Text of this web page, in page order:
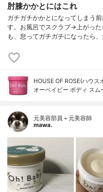
肘膝かかとにはこれ
ガチガチかかとになってしまう
す。お風呂でスクラブ→上がっ
も、怠ってガチガチになったら
HOUSE OF ROSE(ハウス
オーベイビー ボディ スム
元美容部員＋元美容師
mawa.